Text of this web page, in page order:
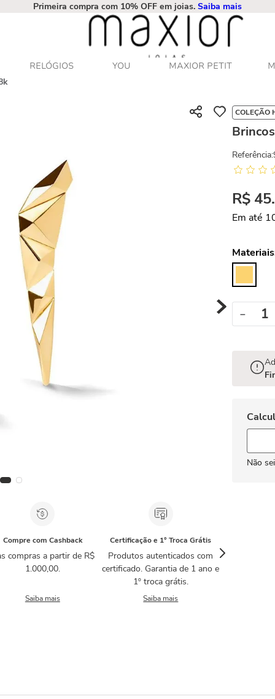
Primeira compra com 10% OFF em joias. Saiba mais
RELÓGIOS YOU MAXIOR PETIT
Compre com Cashback
compras a partir de R$
1.000,00.
Saiba mais
Certificação e 1° Troca Grátis
Produtos autenticados com
certificado. Garantia de 1 ano e
1º troca grátis.
Saiba mais
COLEÇÃO
Referência:
R$ 45.
Em até
－
Não